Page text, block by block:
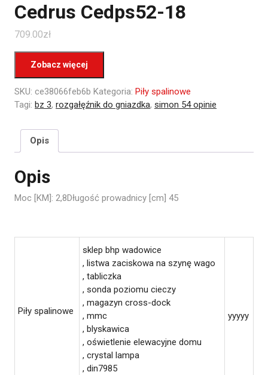
Cedrus Cedps52-18
709.00zł
Zobacz więcej
SKU: ce38066feb6b Kategoria: Piły spalinowe
Tagi: bz 3, rozgałęźnik do gniazdka, simon 54 opinie
Opis
Opis
Moc [KM]: 2,8Długość prowadnicy [cm] 45
Piły spalinowe
sklep bhp wadowice
, listwa zaciskowa na szynę wago
, tabliczka
, sonda poziomu cieczy
, magazyn cross-dock
, mmc
, blyskawica
, oświetlenie elewacyjne domu
, crystal lampa
, din7985
yyyyy